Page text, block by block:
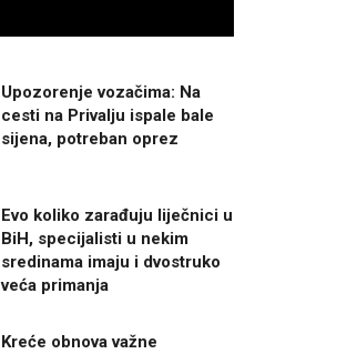
Upozorenje vozačima: Na
cesti na Privalju ispale bale
sijena, potreban oprez
Evo koliko zarađuju liječnici u
BiH, specijalisti u nekim
sredinama imaju i dvostruko
veća primanja
Kreće obnova važne